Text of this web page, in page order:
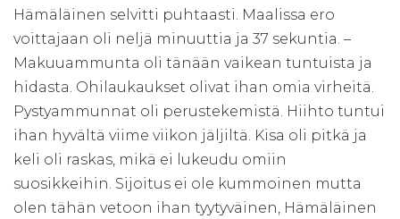
Hämäläinen selvitti puhtaasti. Maalissa ero
voittajaan oli neljä minuuttia ja 37 sekuntia. –
Makuuammunta oli tänään vaikean tuntuista ja
hidasta. Ohilaukaukset olivat ihan omia virheitä.
Pystyammunnat oli perustekemistä. Hiihto tuntui
ihan hyvältä viime viikon jäljiltä. Kisa oli pitkä ja
keli oli raskas, mikä ei lukeudu omiin
suosikkeihin. Sijoitus ei ole kummoinen mutta
olen tähän vetoon ihan tyytyväinen, Hämäläinen